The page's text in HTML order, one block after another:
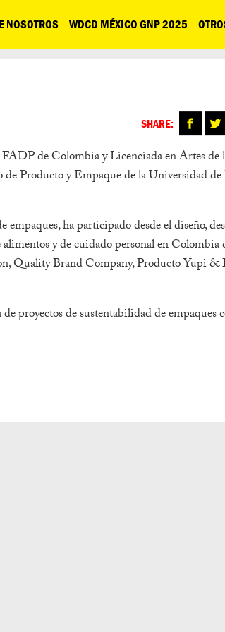
NOSOTROS WDCD MÉXICO GNP 2025
SHARE:
de Colombia y Licenciada en Artes de
Producto y Empaque de la Universidad
ha participado desde el diseño,
y de cuidado personal en Colombia
Quality Brand Company, Producto Yupi
proyectos de sustentabilidad de empaques